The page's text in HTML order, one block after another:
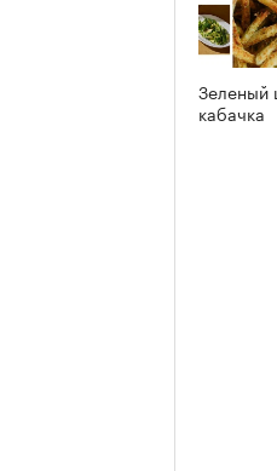
Зеленый
кабачка